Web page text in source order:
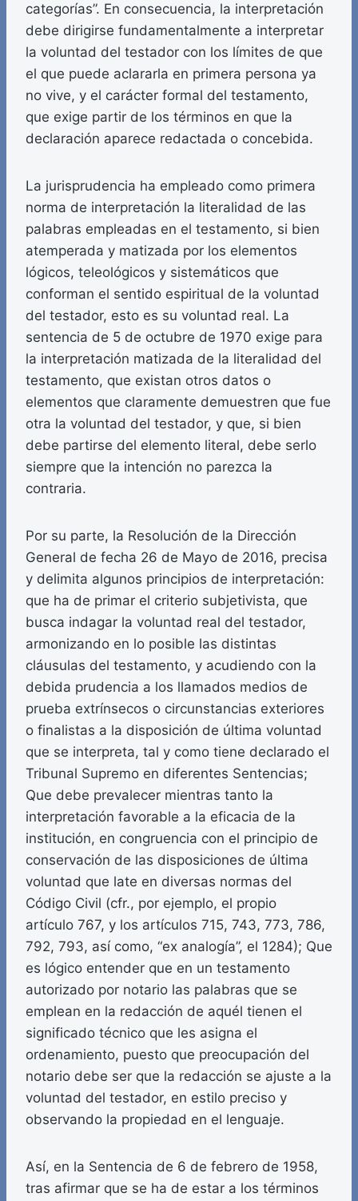
categorías”. En consecuencia, la interpretación
debe dirigirse fundamentalmente a interpretar
la voluntad del testador con los límites de que
el que puede aclararla en primera persona ya
no vive, y el carácter formal del testamento,
que exige partir de los términos en que la
declaración aparece redactada o concebida.
La jurisprudencia ha empleado como primera
norma de interpretación la literalidad de las
palabras empleadas en el testamento, si bien
atemperada y matizada por los elementos
lógicos, teleológicos y sistemáticos que
conforman el sentido espiritual de la voluntad
del testador, esto es su voluntad real. La
sentencia de 5 de octubre de 1970 exige para
la interpretación matizada de la literalidad del
testamento, que existan otros datos o
elementos que claramente demuestren que fue
otra la voluntad del testador, y que, si bien
debe partirse del elemento literal, debe serlo
siempre que la intención no parezca la
contraria.
Por su parte, la Resolución de la Dirección
General de fecha 26 de Mayo de 2016, precisa
y delimita algunos principios de interpretación:
que ha de primar el criterio subjetivista, que
busca indagar la voluntad real del testador,
armonizando en lo posible las distintas
cláusulas del testamento, y acudiendo con la
debida prudencia a los llamados medios de
prueba extrínsecos o circunstancias exteriores
o finalistas a la disposición de última voluntad
que se interpreta, tal y como tiene declarado el
Tribunal Supremo en diferentes Sentencias;
Que debe prevalecer mientras tanto la
interpretación favorable a la eficacia de la
institución, en congruencia con el principio de
conservación de las disposiciones de última
voluntad que late en diversas normas del
Código Civil (cfr., por ejemplo, el propio
artículo 767, y los artículos 715, 743, 773, 786,
792, 793, así como, “ex analogía”, el 1284); Que
es lógico entender que en un testamento
autorizado por notario las palabras que se
emplean en la redacción de aquél tienen el
significado técnico que les asigna el
ordenamiento, puesto que preocupación del
notario debe ser que la redacción se ajuste a la
voluntad del testador, en estilo preciso y
observando la propiedad en el lenguaje.
Así, en la Sentencia de 6 de febrero de 1958,
tras afirmar que se ha de estar a los términos